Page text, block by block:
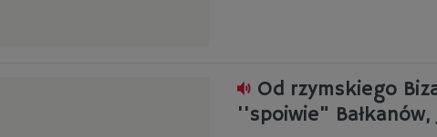
Od rzymskiego
''spoiwie"